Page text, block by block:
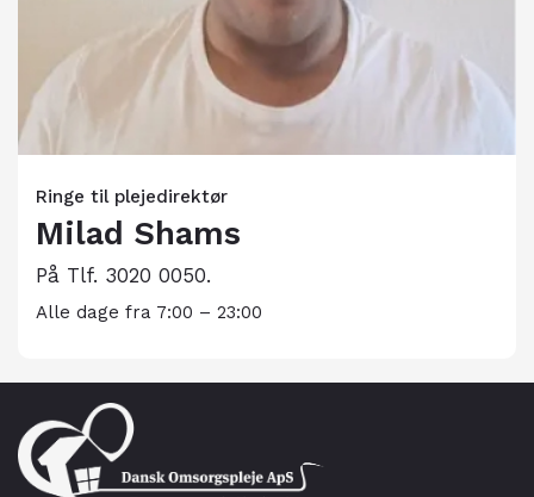
Ringe til plejedirektør
Milad Shams
På Tlf. 3020 0050.
Alle dage fra 7:00 – 23:00